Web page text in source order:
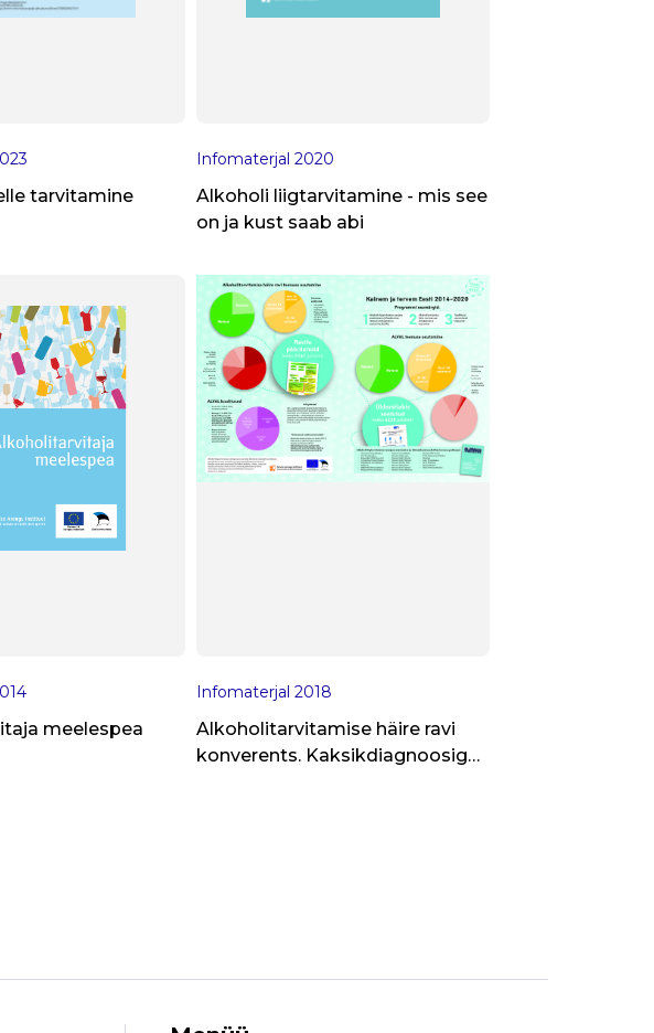
tarvitamine
Infomaterjal 2020
Alkoholi liigtarvitamine - mis see
on ja kust saab abi
meelespea
Infomaterjal 2018
Alkoholitarvitamise häire ravi
konverents. Kaksikdiagnoosiga